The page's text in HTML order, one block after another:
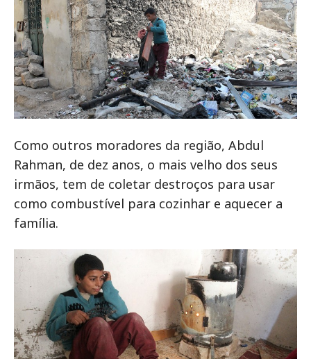
Como outros moradores da região, Abdul
Rahman, de dez anos, o mais velho dos seus
irmãos, tem de coletar destroços para usar
como combustível para cozinhar e aquecer a
família.